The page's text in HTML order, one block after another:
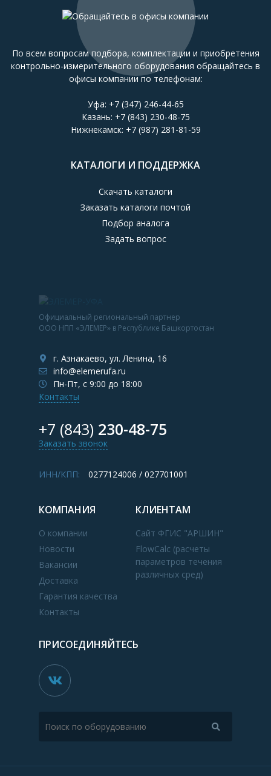
По всем вопросам подбора, комплектации и приобретения
контрольно-измерительного оборудования обращайтесь в
офисы компании по телефонам:
Уфа: +7 (347) 246-44-65
Казань: +7 (843) 230-48-75
Нижнекамск: +7 (987) 281-81-59
КАТАЛОГИ И ПОДДЕРЖКА
Скачать каталоги
Заказать каталоги почтой
Подбор аналога
Задать вопрос
Официальный региональный партнер
ООО НПП «ЭЛЕМЕР» в Республике Башкортостан
г. Азнакаево, ул. Ленина, 16
info@elemerufa.ru
Пн-Пт, с 9:00 до 18:00
Контакты
+7 (843) 230-48-75
Заказать звонок
ИНН/КПП: 0277124006 / 027701001
КОМПАНИЯ
О компании
Новости
Вакансии
Доставка
Гарантия качества
Контакты
КЛИЕНТАМ
Сайт ФГИС "АРШИН"
FlowCalc (расчеты
параметров течения
различных сред)
ПРИСОЕДИНЯЙТЕСЬ